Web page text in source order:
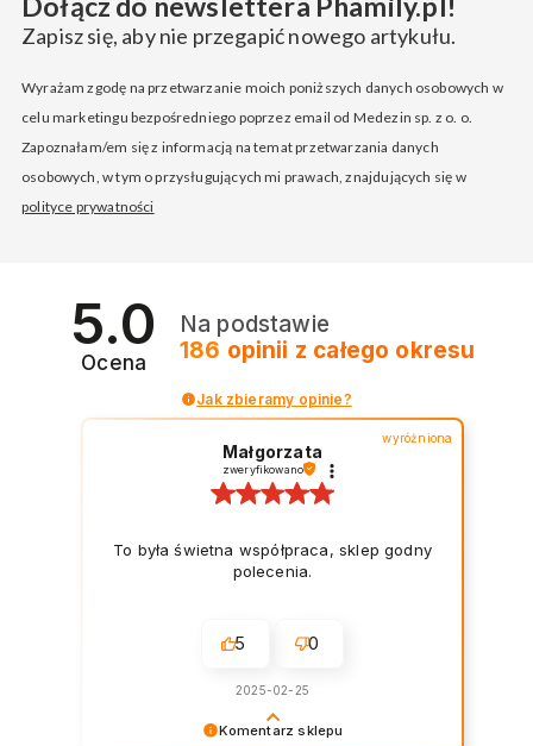
Zapisz się, aby nie przegapić nowego artykułu.
Wyrażam zgodę na przetwarzanie moich poniższych danych osobowych w
celu marketingu bezpośredniego poprzez email od Medezin sp. z o. o.
Zapoznałam/em się z informacją na temat przetwarzania danych
osobowych, w tym o przysługujących mi prawach, znajdujących się w
polityce prywatności
5.0
Ocena
Na podstawie
186 opinii z całego okresu
Jak zbieramy opinie?
Komentarz sklepu
wyróżniona
Małgorzata
zweryfikowano
To była świetna współpraca, sklep godny
polecenia.
5 0
2025-02-25